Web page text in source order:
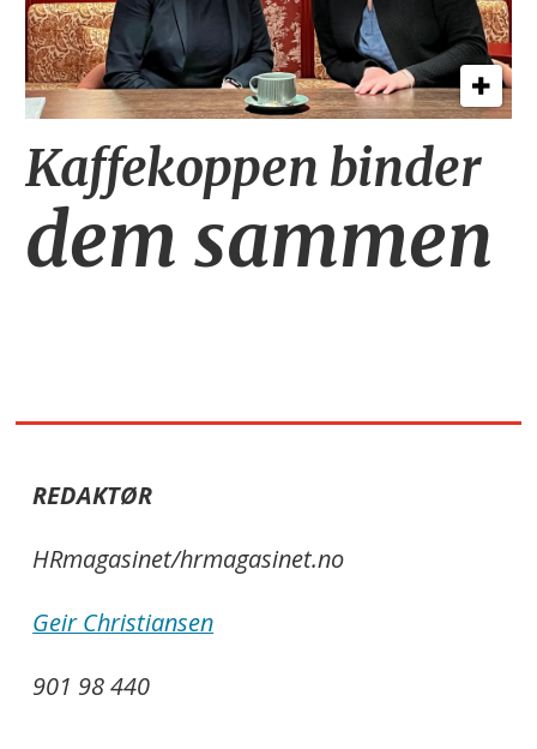
Kaffekoppen binder
dem sammen
REDAKTØR
HRmagasinet/hrmagasinet.no
Geir Christiansen
901 98 440